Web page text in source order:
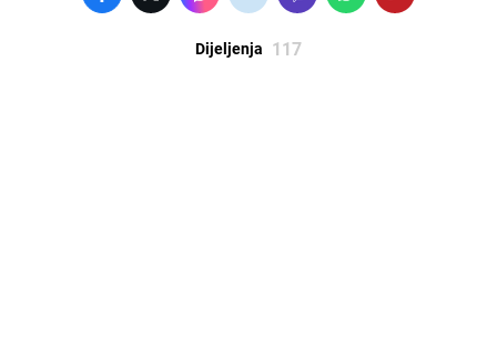
Dijeljenja 117